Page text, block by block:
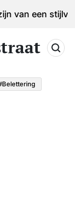
een stijlvolle